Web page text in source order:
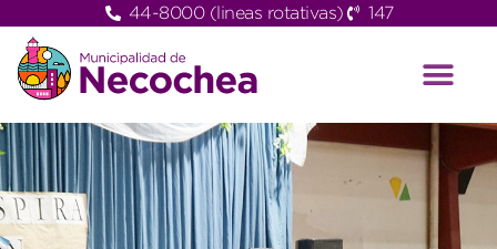
44-8000 (lineas rotativas) 147